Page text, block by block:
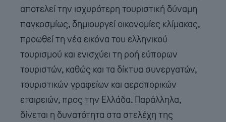
αποτελεί την ισχυρότερη τουριστική δύναμη
παγκοσμίως, δημιουργεί οικονομίες κλίμακας,
προωθεί τη νέα εικόνα του ελληνικού
τουρισμού και ενισχύει τη ροή εύπορων
τουριστών, καθώς και τα δίκτυα συνεργατών,
τουριστικών γραφείων και αεροπορικών
εταιρειών, προς την Ελλάδα. Παράλληλα,
δίνεται η δυνατότητα στα στελέχη της